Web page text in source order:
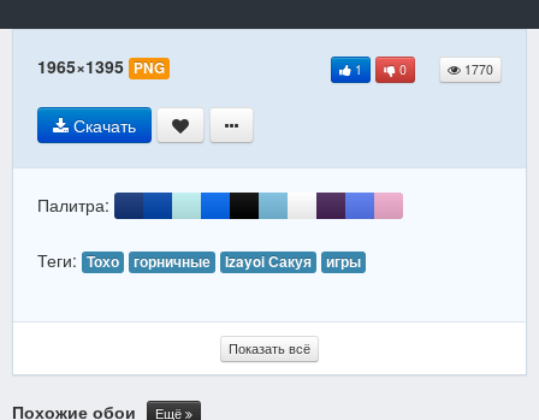
1965×1395 PNG 1 0 1770
Скачать
Палитра:
Теги: Тохо горничные Izayoi Сакуя игры
Показать всё
Похожие обои Ещё